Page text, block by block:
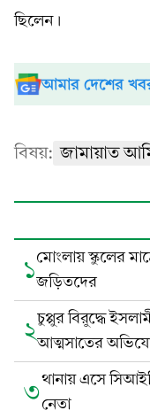
ছিলেন।
আমার দেশের
বিষয়: জামায়াত
১মোংলায় স্কুলের
জড়িতদের
২চুপ্পুর বিরুদ্ধে
আত্মসাতের
৩থানায় এসে
নেতা